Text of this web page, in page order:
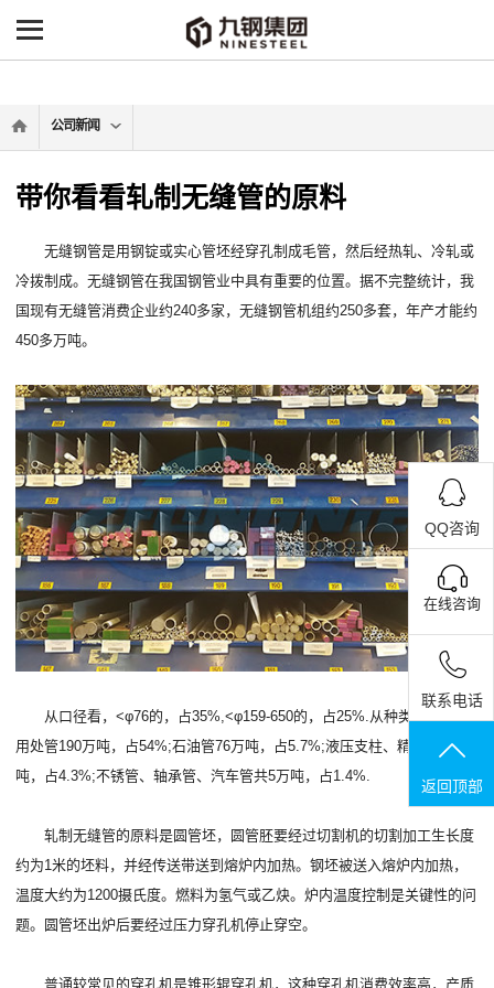
-->
公司新闻
带你看看轧制无缝管的原料
无缝钢管是用钢锭或实心管坯经穿孔制成毛管，然后经热轧、冷轧或
冷拨制成。无缝钢管在我国钢管业中具有重要的位置。据不完整统计，我
国现有无缝管消费企业约240多家，无缝钢管机组约250多套，年产才能约
450多万吨。
从口径看，<φ76的，占35%,<φ159-650的，占25%.从种类看，普通
用处管190万吨，占54%;石油管76万吨，占5.7%;液压支柱、精细管15万
吨，占4.3%;不锈管、轴承管、汽车管共5万吨，占1.4%.
轧制无缝管的原料是圆管坯，圆管胚要经过切割机的切割加工生长度
约为1米的坯料，并经传送带送到熔炉内加热。钢坯被送入熔炉内加热，
温度大约为1200摄氏度。燃料为氢气或乙炔。炉内温度控制是关键性的问
题。圆管坯出炉后要经过压力穿孔机停止穿空。
普通较常见的穿孔机是锥形辊穿孔机，这种穿孔机消费效率高，产质
QQ咨询
在线咨询
联系电话
返回顶部